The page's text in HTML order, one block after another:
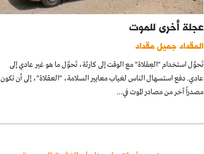
عجلة أخرى للموت
المقداد جميل مقداد
تَحوَّل استخدام "العِقلاة" مع الوقت إلى كارثة، تَحوَّل ما هو غير عادي إلى
عادي. دفع استسهال الناس لغياب معايير السلامة، "العقلاة"، إلى أن تكون
مصدراً آخر من مصادر الموت في...